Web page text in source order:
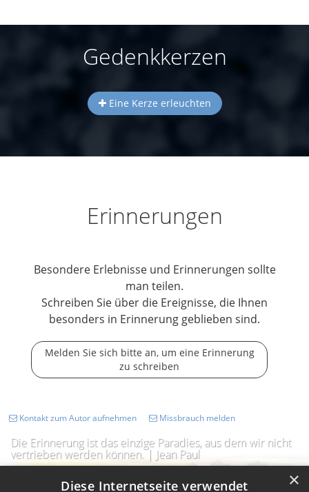
Gedenkkerzen
Eine Kerze erleuchten
Erinnerungen
Besondere Erlebnisse und Erinnerungen sollte
man teilen.
Schreiben Sie über die Ereignisse, die Ihnen
besonders in Erinnerung geblieben sind.
Melden Sie sich bitte an, um eine Erinnerung
zu schreiben
Die Erinnerung ist das einzige Paradies, aus dem wir nicht
vertrieben werden können. | Jean Paul
Kontakt zum Autor aufnehmen Missbrauch melden
×
Diese Internetseite verwendet